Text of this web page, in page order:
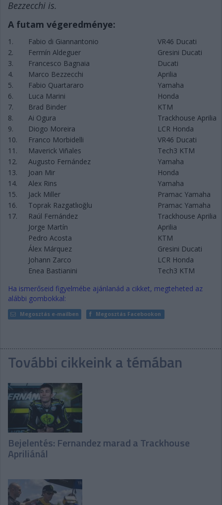
Bezzecchi is.
A futam végeredménye:
1. Fabio di Giannantonio
VR46 Ducati
2.
Fermín Aldeguer
Gresini Ducati
3.
Francesco Bagnaia
Ducati
4.
Marco Bezzecchi
Aprilia
5.
Fabio Quartararo
Yamaha
6.
Luca Marini
Honda
7.
Brad Binder
KTM
8.
Ai Ogura
Trackhouse Aprilia
9.
Diogo Moreira
LCR Honda
10.
Franco Morbidelli
VR46 Ducati
11.
Maverick Viñales
Tech3 KTM
12.
Augusto Fernández
Yamaha
13.
Joan Mir
Honda
14.
Alex Rins
Yamaha
15.
Jack Miller
Pramac Yamaha
16.
Toprak Razgatlıoğlu
Pramac Yamaha
17.
Raúl Fernández
Trackhouse Aprilia
Jorge Martín
Aprilia
Pedro Acosta
KTM
Álex Márquez
Gresini Ducati
Johann Zarco
LCR Honda
Enea Bastianini
Tech3 KTM
Ha ismerőseid figyelmébe ajánlanád a cikket, megteheted az
alábbi gombokkal:
Megosztás e-mailben Megosztás Facebookon
További cikkeink a témában
Bejelentés: Fernandez marad a Trackhouse
Apriliánál